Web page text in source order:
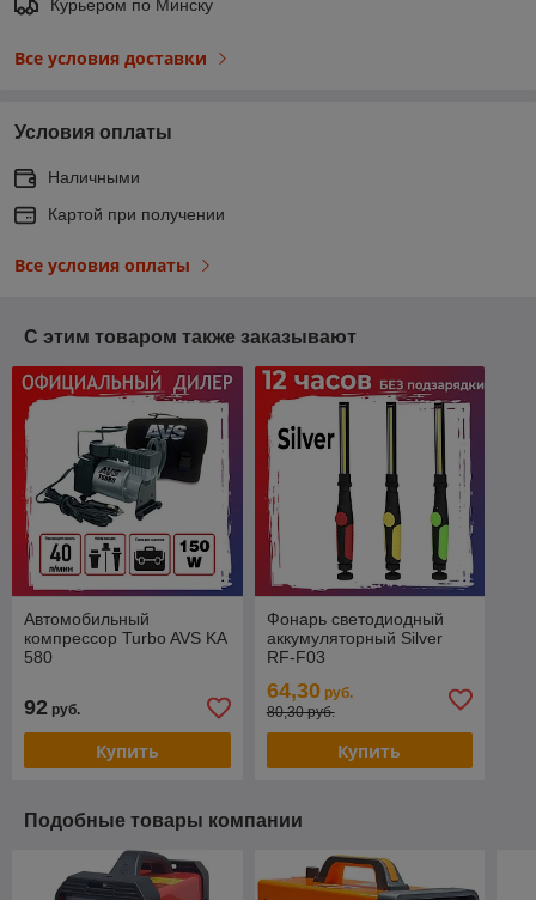
Курьером по Минску
Все условия доставки
Условия оплаты
Наличными
Картой при получении
Все условия оплаты
С этим товаром также заказывают
Автомобильный
компрессор Turbo AVS KA
580
92 руб.
Купить
Фонарь светодиодный
аккумуляторный Silver
RF-F03
64,30руб.
80,30 руб.
Купить
Подобные товары компании